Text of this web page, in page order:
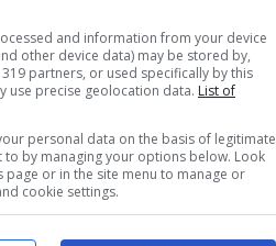
Date una occhiata
and information from your device
other device data) may be stored by,
partners, or used specifically by this
use precise geolocation data. List of
personal data on the basis of legitimate
to by managing your options below. Look
or in the site menu to manage or
cookie settings.